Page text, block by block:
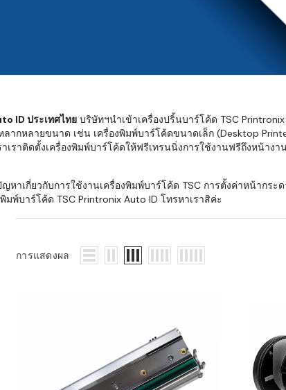
อย่างไร
WMS สำหรับธุรกิจ 3PL,
ความเร็วในการจัดส่ง
แนะนำ Checklist ก่อน
ควรเตรียมข้อมูลอะไรบ้าง
ระบบบาร์โค้ดในธุรกิจ
ID ประเทศไทย บริษัทฯนำเข้าเครื่องปริ้นบาร์โค้ด TSC
ลากหลายขนาด เช่น เครื่องพิมพ์บาร์โค้ดขนาดเล็ก (Desktop
ราติดตั้งเครื่องพิมพ์บาร์โค้ดให้ฟรีเทรนนิ่งการใช้งานฟรีถึงหน้าง
าเกี่ยวกับการใช้งานเครื่องพิมพ์บาร์โค้ด TSC การตั้งค่าหน้ากร
พ์บาร์โค้ด TSC Printronix Auto ID โทรหาเราสิค่ะ
การแสดงผล